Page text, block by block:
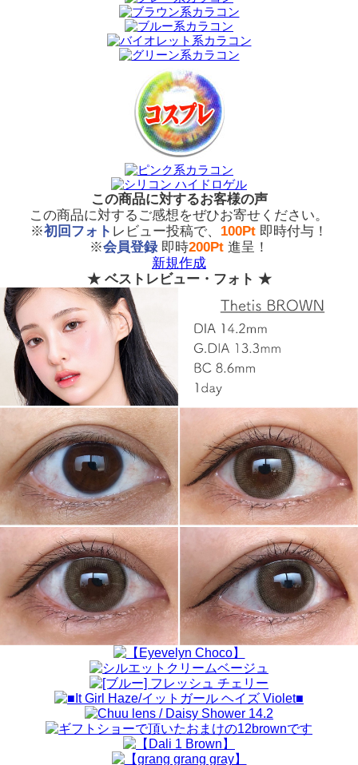
この商品に対するお客様の声
この商品に対するご感想をぜひお寄せください。
※初回フォト レビュー投稿で、 100Pt 即時付与！
※会員登録即時200Pt 進呈！
新規作成
★ ベストレビュー・フォト ★